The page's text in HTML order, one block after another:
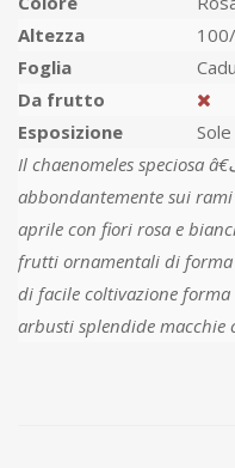
Altezza
Foglia
Da frutto
Esposizione
Sole
Il chaenomeles speciosa â€کflocon roseâ€™ fiorisce
abbondantemente sui
aprile con fiori rosa e
frutti ornamentali di forma
di facile coltivazione
arbusti splendide macchie